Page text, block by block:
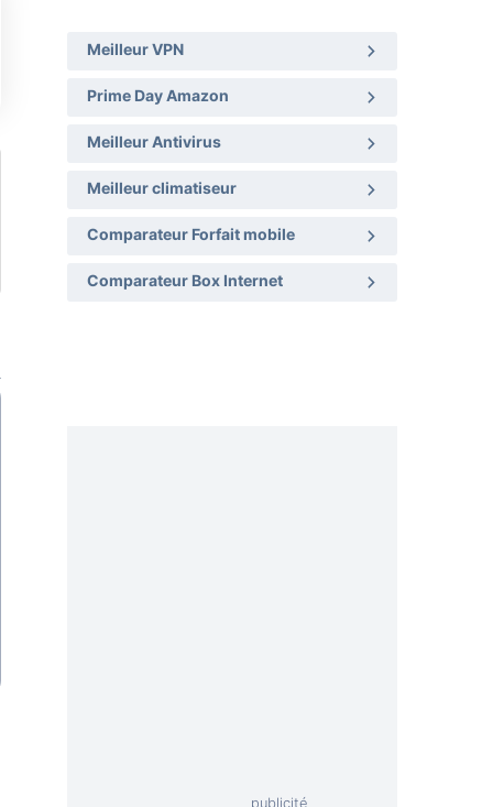
Meilleur VPN
Prime Day Amazon
Meilleur Antivirus
Meilleur climatiseur
Comparateur Forfait mobile
Comparateur Box Internet